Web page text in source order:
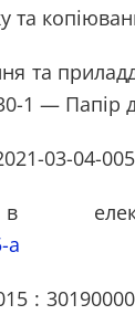
та
та
1 — Папір
03-04-
a
: